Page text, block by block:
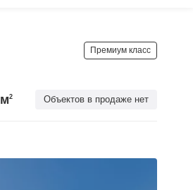
Премиум класс
Объектов в продаже нет
м2